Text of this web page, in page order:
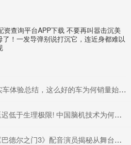
资查询平台APP下载 不要再叫嚣击沉美
了！一发导弹别说打沉它，连近身都难以
的车为何销量始终未见起色，或在于产品定位和市场认知尚未突破
理极限! 中国脑机技术为何让瘫痪者重获新生?
门3》配音演员揭秘从舞台到游戏的挑战与乐趣